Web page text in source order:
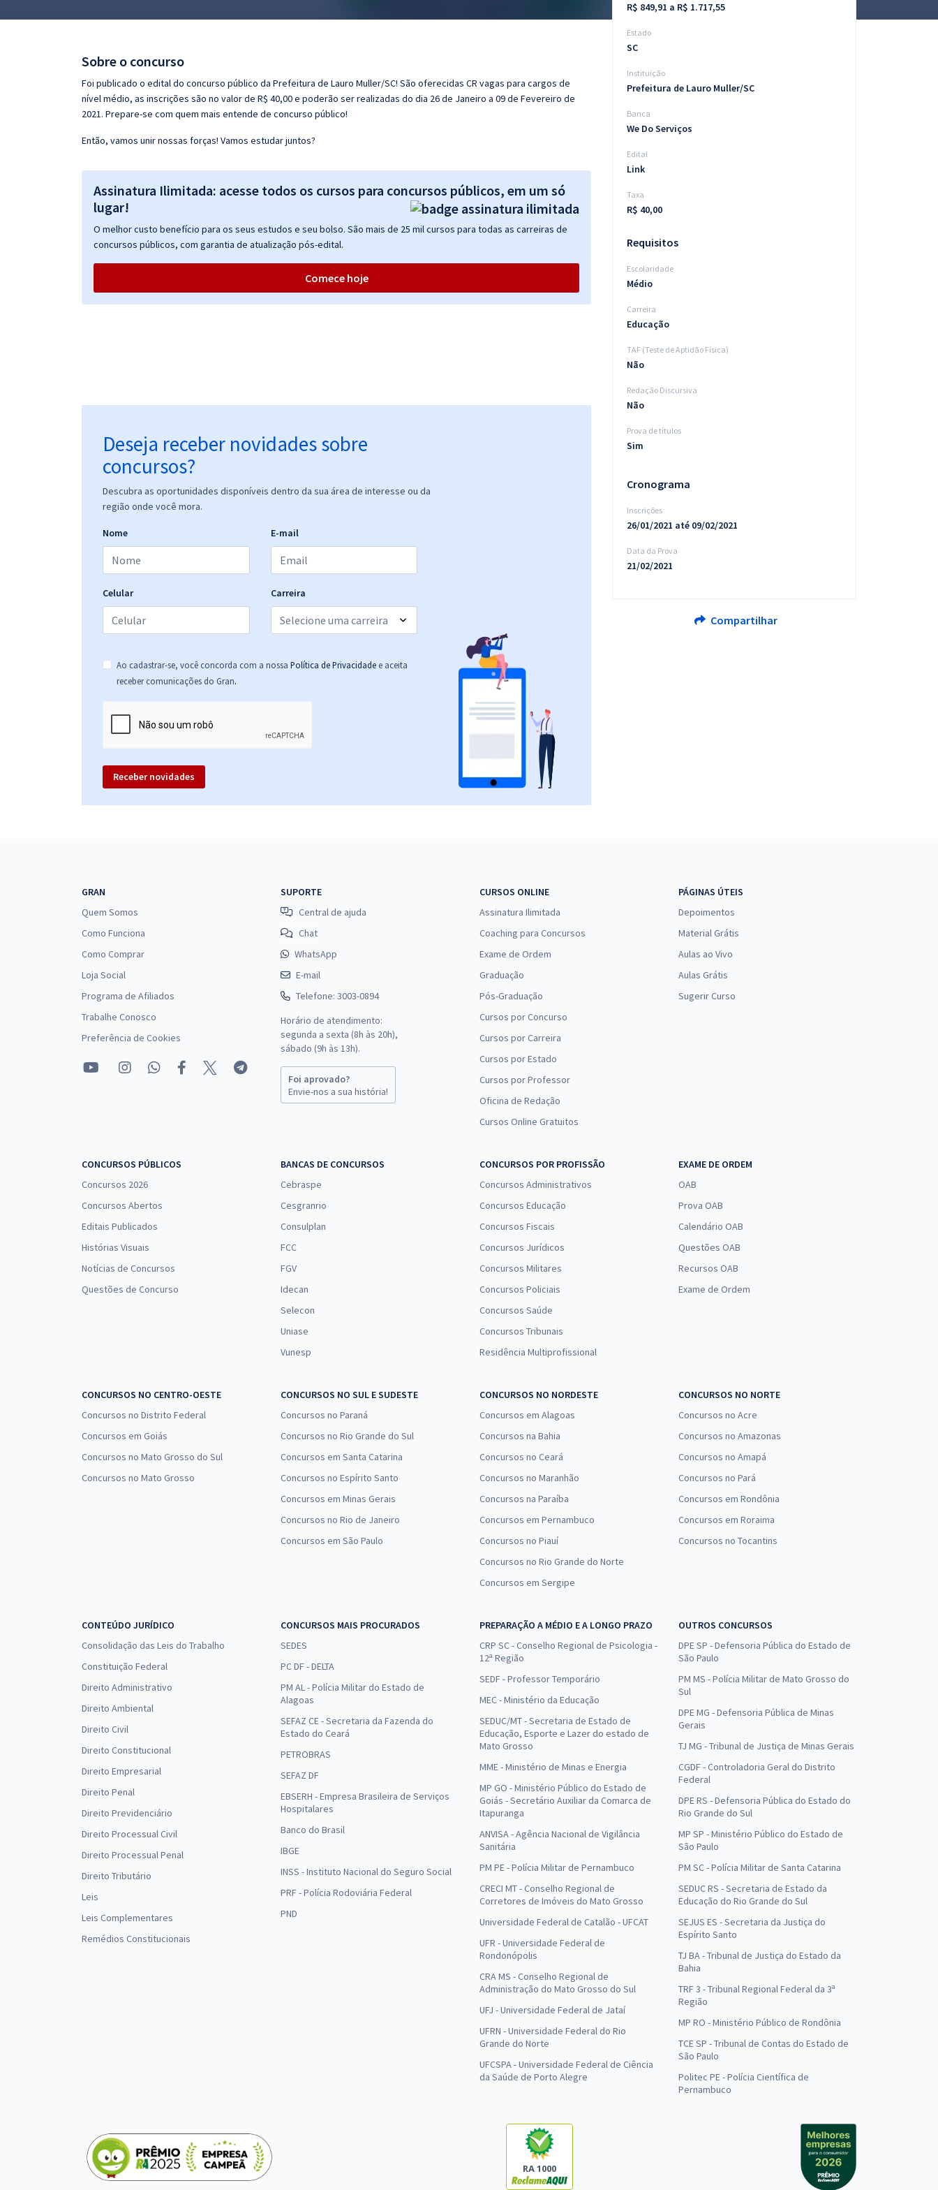
Questões grátis
Conteúdo gratuito
Sobre o concurso
Foi publicado o edital do concurso público da Prefeitura de Lauro Muller/SC! São oferecidas CR vagas para cargos de
nível médio, as inscrições são no valor de R$ 40,00 e poderão ser realizadas do dia 26 de Janeiro a 09 de Fevereiro de
2021. Prepare-se com quem mais entende de concurso público!
Então, vamos unir nossas forças! Vamos estudar juntos?
Assinatura Ilimitada: acesse todos os cursos para concursos públicos, em um só
lugar!
O melhor custo benefício para os seus estudos e seu bolso. São mais de 25 mil cursos para todas as carreiras de
concursos públicos, com garantia de atualização pós-edital.
Comece hoje
Deseja receber novidades sobre
concursos?
Descubra as oportunidades disponíveis dentro da sua área de interesse ou da
região onde você mora.
Nome E-mail
Celular Carreira
Ao cadastrar-se, você concorda com a nossa Política de Privacidade e aceita
receber comunicações do Gran.
Receber novidades
R$ 849,91 a R$ 1.717,55
Estado
SC
Instituição
Prefeitura de Lauro Muller/SC
Banca
We Do Serviços
Edital
Link
Taxa
R$ 40,00
Requisitos
Escolaridade
Médio
Carreira
Educação
TAF (Teste de Aptidão Física)
Não
Redação Discursiva
Não
Prova de títulos
Sim
Cronograma
Inscrições
26/01/2021 até 09/02/2021
Data da Prova
21/02/2021
Compartilhar
GRAN
Quem Somos
Como Funciona
Como Comprar
Loja Social
Programa de Afiliados
Trabalhe Conosco
Preferência de Cookies
SUPORTE
Central de ajuda
Chat
WhatsApp
E-mail
Telefone: 3003-0894
Horário de atendimento:
segunda a sexta (8h às 20h),
sábado (9h às 13h).
Foi aprovado?
Envie-nos a sua história!
CURSOS ONLINE
Assinatura Ilimitada
Coaching para Concursos
Exame de Ordem
Graduação
Pós-Graduação
Cursos por Concurso
Cursos por Carreira
Cursos por Estado
Cursos por Professor
Oficina de Redação
Cursos Online Gratuitos
PÁGINAS ÚTEIS
Depoimentos
Material Grátis
Aulas ao Vivo
Aulas Grátis
Sugerir Curso
CONCURSOS PÚBLICOS
Concursos 2026
Concursos Abertos
Editais Publicados
Histórias Visuais
Notícias de Concursos
Questões de Concurso
BANCAS DE CONCURSOS
Cebraspe
Cesgranrio
Consulplan
FCC
FGV
Idecan
Selecon
Uniase
Vunesp
CONCURSOS POR PROFISSÃO
Concursos Administrativos
Concursos Educação
Concursos Fiscais
Concursos Jurídicos
Concursos Militares
Concursos Policiais
Concursos Saúde
Concursos Tribunais
Residência Multiprofissional
EXAME DE ORDEM
OAB
Prova OAB
Calendário OAB
Questões OAB
Recursos OAB
Exame de Ordem
CONCURSOS NO CENTRO-OESTE
Concursos no Distrito Federal
Concursos em Goiás
Concursos no Mato Grosso do Sul
Concursos no Mato Grosso
CONCURSOS NO SUL E SUDESTE
Concursos no Paraná
Concursos no Rio Grande do Sul
Concursos em Santa Catarina
Concursos no Espírito Santo
Concursos em Minas Gerais
Concursos no Rio de Janeiro
Concursos em São Paulo
CONCURSOS NO NORDESTE
Concursos em Alagoas
Concursos na Bahia
Concursos no Ceará
Concursos no Maranhão
Concursos na Paraíba
Concursos em Pernambuco
Concursos no Piauí
Concursos no Rio Grande do Norte
Concursos em Sergipe
CONCURSOS NO NORTE
Concursos no Acre
Concursos no Amazonas
Concursos no Amapá
Concursos no Pará
Concursos em Rondônia
Concursos em Roraima
Concursos no Tocantins
CONTEÚDO JURÍDICO
Consolidação das Leis do Trabalho
Constituição Federal
Direito Administrativo
Direito Ambiental
Direito Civil
Direito Constitucional
Direito Empresarial
Direito Penal
Direito Previdenciário
Direito Processual Civil
Direito Processual Penal
Direito Tributário
Leis
Leis Complementares
Remédios Constitucionais
CONCURSOS MAIS PROCURADOS
SEDES
PC DF - DELTA
PM AL - Polícia Militar do Estado de
Alagoas
SEFAZ CE - Secretaria da Fazenda do
Estado do Ceará
PETROBRAS
SEFAZ DF
EBSERH - Empresa Brasileira de Serviços
Hospitalares
Banco do Brasil
IBGE
INSS - Instituto Nacional do Seguro Social
PRF - Polícia Rodoviária Federal
PND
PREPARAÇÃO A MÉDIO E A LONGO PRAZO
CRP SC - Conselho Regional de Psicologia -
12ª Região
SEDF - Professor Temporário
MEC - Ministério da Educação
SEDUC/MT - Secretaria de Estado de
Educação, Esporte e Lazer do estado de
Mato Grosso
MME - Ministério de Minas e Energia
MP GO - Ministério Público do Estado de
Goiás - Secretário Auxiliar da Comarca de
Itapuranga
ANVISA - Agência Nacional de Vigilância
Sanitária
PM PE - Polícia Militar de Pernambuco
CRECI MT - Conselho Regional de
Corretores de Imóveis do Mato Grosso
Universidade Federal de Catalão - UFCAT
UFR - Universidade Federal de
Rondonópolis
CRA MS - Conselho Regional de
Administração do Mato Grosso do Sul
UFJ - Universidade Federal de Jataí
UFRN - Universidade Federal do Rio
Grande do Norte
UFCSPA - Universidade Federal de Ciência
da Saúde de Porto Alegre
OUTROS CONCURSOS
DPE SP - Defensoria Pública do Estado de
São Paulo
PM MS - Polícia Militar de Mato Grosso do
Sul
DPE MG - Defensoria Pública de Minas
Gerais
TJ MG - Tribunal de Justiça de Minas Gerais
CGDF - Controladoria Geral do Distrito
Federal
DPE RS - Defensoria Pública do Estado do
Rio Grande do Sul
MP SP - Ministério Público do Estado de
São Paulo
PM SC - Polícia Militar de Santa Catarina
SEDUC RS - Secretaria de Estado da
Educação do Rio Grande do Sul
SEJUS ES - Secretaria da Justiça do
Espírito Santo
TJ BA - Tribunal de Justiça do Estado da
Bahia
TRF 3 - Tribunal Regional Federal da 3ª
Região
MP RO - Ministério Público de Rondônia
TCE SP - Tribunal de Contas do Estado de
São Paulo
Politec PE - Polícia Científica de
Pernambuco
RA 1000